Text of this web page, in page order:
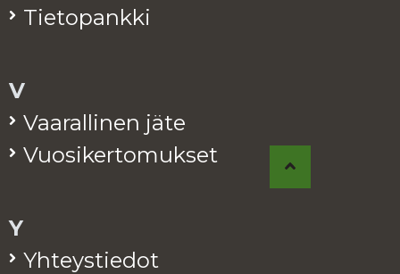
Tie­to­pank­ki
V
Vaa­ral­li­nen jäte
Vuo­si­ker­to­muk­set
Y
Yh­teys­tie­dot